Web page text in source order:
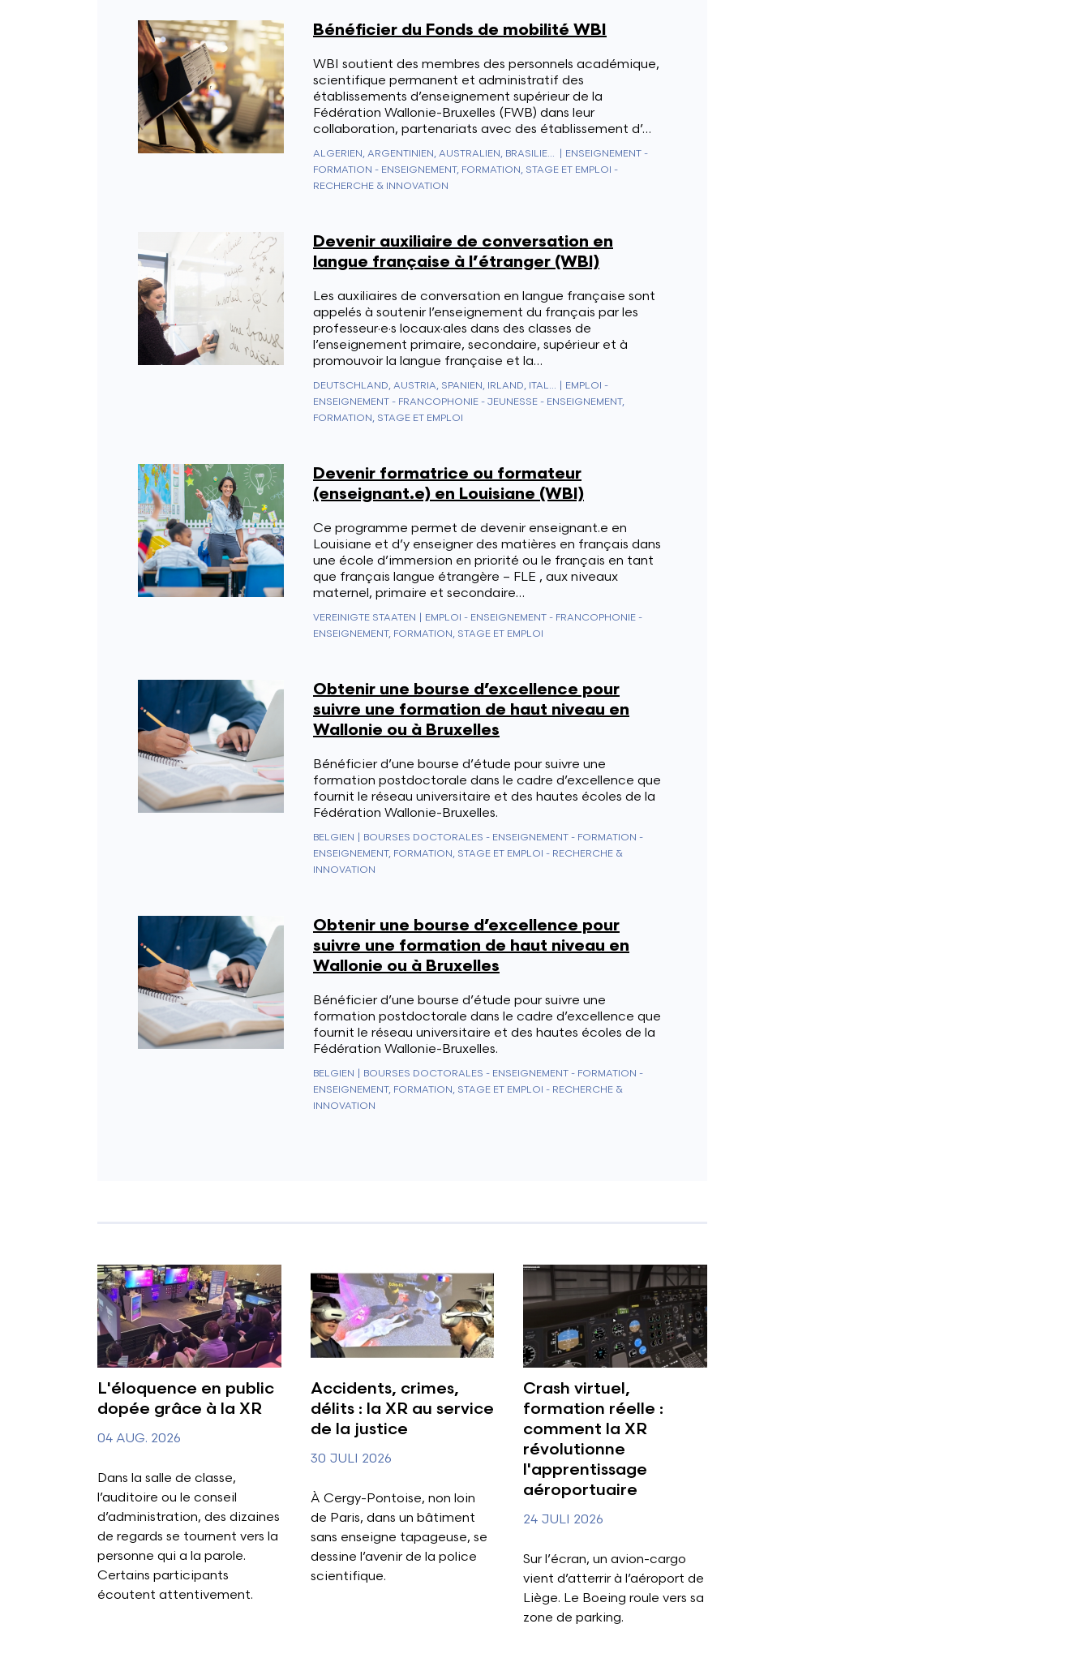
Bénéficier du Fonds de mobilité WBI
WBI soutient des membres des personnels académique,
scientifique permanent et administratif des
établissements d’enseignement supérieur de la
Fédération Wallonie-Bruxelles (FWB) dans leur
collaboration, partenariats avec des établissement d’…
ALGERIEN, ARGENTINIEN, AUSTRALIEN, BRASILIEN, KAMBODSCHA, CHILE, CHINA, KOLUMBIEN, SÜDKOREA, KUBA, INDIEN, INDONESIEN, JAPAN, LAOS, LIBANON, MALAYSIA, MAROKKO, MEXIKO, NEUSEELAND, PHILIPPINEN, SINGAPUR, TAIWAN, THAILAND, TUNESIEN, URUGUAY, VIETNAM
ENSEIGNEMENT -
FORMATION - ENSEIGNEMENT, FORMATION, STAGE ET EMPLOI -
RECHERCHE & INNOVATION
Devenir auxiliaire de conversation en
langue française à l’étranger (WBI)
Les auxiliaires de conversation en langue française sont
appelés à soutenir l’enseignement du français par les
professeur·e·s locaux·ales dans des classes de
l’enseignement primaire, secondaire, supérieur et à
promouvoir la langue française et la…
DEUTSCHLAND, AUSTRIA, SPANIEN, IRLAND, ITALIEN, VEREINIGTES KÖNIGREICH, SCHWEIZ
EMPLOI -
ENSEIGNEMENT - FRANCOPHONIE - JEUNESSE - ENSEIGNEMENT,
FORMATION, STAGE ET EMPLOI
Devenir formatrice ou formateur
(enseignant.e) en Louisiane (WBI)
Ce programme permet de devenir enseignant.e en
Louisiane et d’y enseigner des matières en français dans
une école d’immersion en priorité ou le français en tant
que français langue étrangère – FLE , aux niveaux
maternel, primaire et secondaire…
VEREINIGTE STAATEN
EMPLOI - ENSEIGNEMENT - FRANCOPHONIE -
ENSEIGNEMENT, FORMATION, STAGE ET EMPLOI
Obtenir une bourse d’excellence pour
suivre une formation de haut niveau en
Wallonie ou à Bruxelles
Bénéficier d’une bourse d’étude pour suivre une
formation postdoctorale dans le cadre d’excellence que
fournit le réseau universitaire et des hautes écoles de la
Fédération Wallonie-Bruxelles.
BELGIEN
BOURSES DOCTORALES - ENSEIGNEMENT - FORMATION -
ENSEIGNEMENT, FORMATION, STAGE ET EMPLOI - RECHERCHE &
INNOVATION
Obtenir une bourse d’excellence pour
suivre une formation de haut niveau en
Wallonie ou à Bruxelles
Bénéficier d’une bourse d’étude pour suivre une
formation postdoctorale dans le cadre d’excellence que
fournit le réseau universitaire et des hautes écoles de la
Fédération Wallonie-Bruxelles.
BELGIEN
BOURSES DOCTORALES - ENSEIGNEMENT - FORMATION -
ENSEIGNEMENT, FORMATION, STAGE ET EMPLOI - RECHERCHE &
INNOVATION
L'éloquence en public
dopée grâce à la XR
04 AUG. 2026
Dans la salle de classe,
l’auditoire ou le conseil
d’administration, des dizaines
de regards se tournent vers la
personne qui a la parole.
Certains participants
écoutent attentivement.
Accidents, crimes,
délits : la XR au service
de la justice
30 JULI 2026
À Cergy-Pontoise, non loin
de Paris, dans un bâtiment
sans enseigne tapageuse, se
dessine l’avenir de la police
scientifique.
Crash virtuel,
formation réelle :
comment la XR
révolutionne
l'apprentissage
aéroportuaire
24 JULI 2026
Sur l’écran, un avion-cargo
vient d’atterrir à l’aéroport de
Liège. Le Boeing roule vers sa
zone de parking.